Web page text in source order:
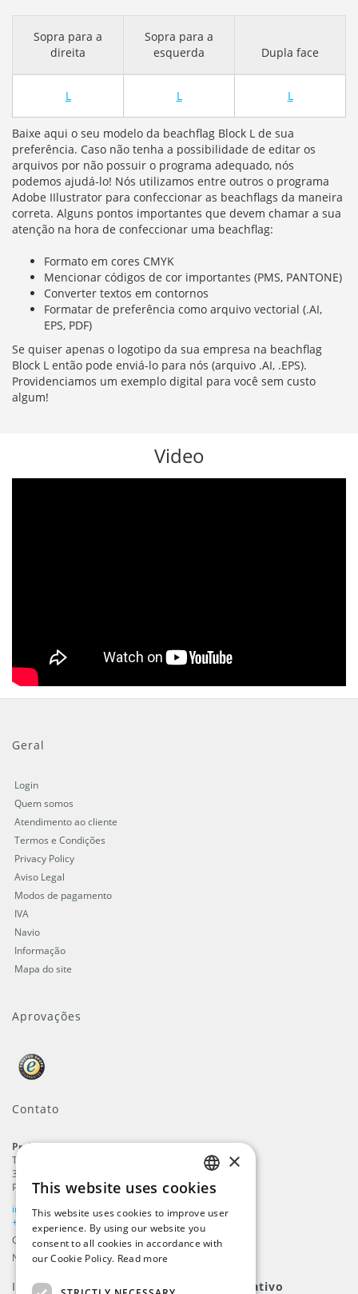
Sopra para a
direita
Sopra para a
esquerda
Dupla face
L L L
Baixe aqui o seu modelo da beachflag Block L de sua
preferência. Caso não tenha a possibilidade de editar os
arquivos por não possuir o programa adequado, nós
podemos ajudá-lo! Nós utilizamos entre outros o programa
Adobe IIlustrator para confeccionar as beachflags da maneira
correta. Alguns pontos importantes que devem chamar a sua
atenção na hora de confeccionar uma beachflag:
Formato em cores CMYK
Mencionar códigos de cor importantes (PMS, PANTONE)
Converter textos em contornos
Formatar de preferência como arquivo vectorial (.AI,
EPS, PDF)
Se quiser apenas o logotipo da sua empresa na beachflag
Block L então pode enviá-lo para nós (arquivo .AI, .EPS).
Providenciamos um exemplo digital para você sem custo
algum!
Video
Geral
Login
Quem somos
Atendimento ao cliente
Termos e Condições
Privacy Policy
Aviso Legal
Modos de pagamento
IVA
Navio
Informação
Mapa do site
Aprovações
Contato
ProFlags B.V.
Tilbury 8
3897 AC
Países Baixos
info@beachflags.com
+31 (0) 85 401 4648
Câmara do Comércio: 92559840
Número de Contribuinte: NL866099657B01
Inscreva-se para nosso boletim informativo
ENGLISH
DUTCH
GERMAN
×
This website uses cookies
This website uses cookies to improve user
experience. By using our website you
consent to all cookies in accordance with
our Cookie Policy. Read more